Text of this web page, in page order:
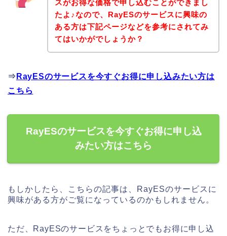
スがお得な価格で申し込むことができまし
たよ♪なので、RayESのサービスに興味の
ある方は下記ページなどを参考にされてみ
てはいかがでしょうか？
⇒ RayESのサービスを今すぐお得に申し込みたい方は
こちら
RayESのサービスを今すぐお得に申し込
みたい方はこちら
もしかしたら、こちらの記事は、RayESのサービスに
興味がある方がご覧になっているのかもしれません。
ただ、RayESのサービスをちょっとでもお得に申し込